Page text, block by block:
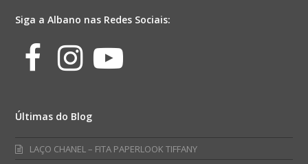
Siga a Albano nas Redes Sociais:
Facebook
Instagram
Youtube
Últimas do Blog
LAÇO CHANEL – FITA PAPERLOOK TIFFANY